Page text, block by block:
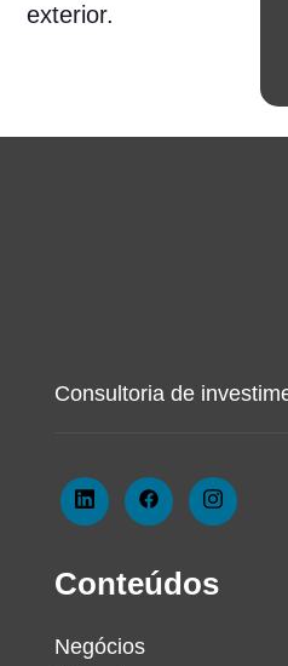
exterior.
Consultoria de
Conteúdos
Negócios